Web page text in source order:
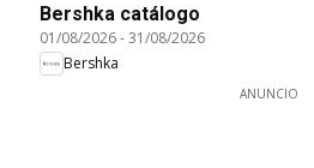
Bershka catálogo
01/08/2026-31/08/2026
Bershka
ANUNCIO